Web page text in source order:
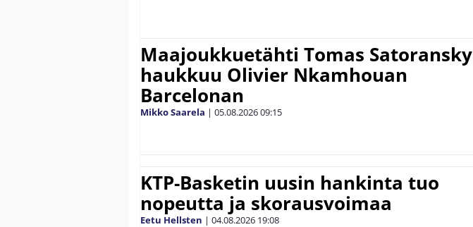
Maajoukkuetähti Tomas Satoransky
haukkuu Olivier Nkamhouan
Barcelonan
Mikko Saarela | 05.08.202609:15
KTP-Basketin uusin hankinta tuo
nopeutta ja skorausvoimaa
Eetu Hellsten | 04.08.2026 19:08